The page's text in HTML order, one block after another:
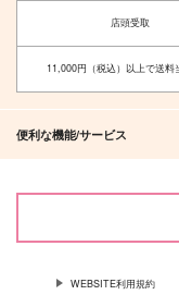
店頭受取
11,000円（税込）以上で送料
便利な機能/サービス
WEBSITE利用規約